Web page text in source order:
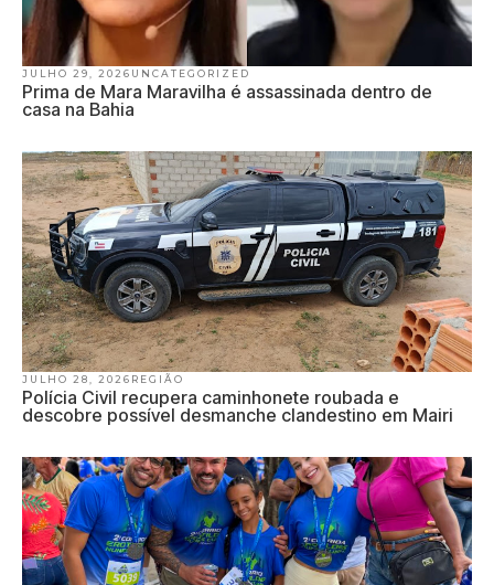
JULHO 29, 2026 UNCATEGORIZED
Prima de Mara Maravilha é assassinada dentro de
casa na Bahia
JULHO 28, 2026 REGIÃO
Polícia Civil recupera caminhonete roubada e
descobre possível desmanche clandestino em Mairi